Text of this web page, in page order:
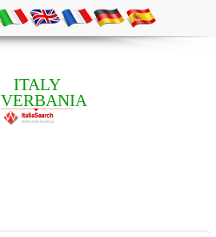
ITALY
VERBANIA